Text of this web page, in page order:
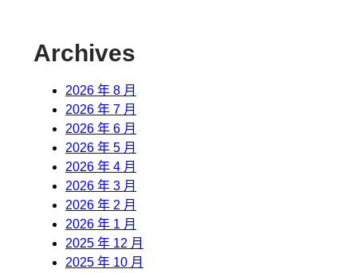
Archives
2026 年 8 月
2026 年 7 月
2026 年 6 月
2026 年 5 月
2026 年 4 月
2026 年 3 月
2026 年 2 月
2026 年 1 月
2025 年 12 月
2025 年 10 月